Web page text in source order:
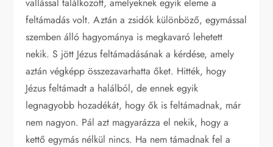
feltámadás volt. Aztán a zsidók különböző, egymással
szemben álló hagyománya is megkavaró lehetett
nekik. S jött Jézus feltámadásának a kérdése, amely
aztán végképp összezavarhatta őket. Hitték, hogy
Jézus feltámadt a halálból, de ennek egyik
legnagyobb hozadékát, hogy ők is feltámadnak, már
nem nagyon. Pál azt magyarázza el nekik, hogy a
kettő egymás nélkül nincs. Ha nem támadnak fel a